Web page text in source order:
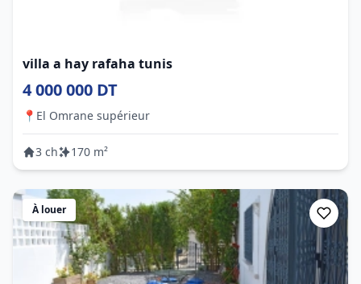
villa a hay rafaha tunis
4 000 000 DT
📍 El Omrane supérieur
3 ch 170 m²
À louer